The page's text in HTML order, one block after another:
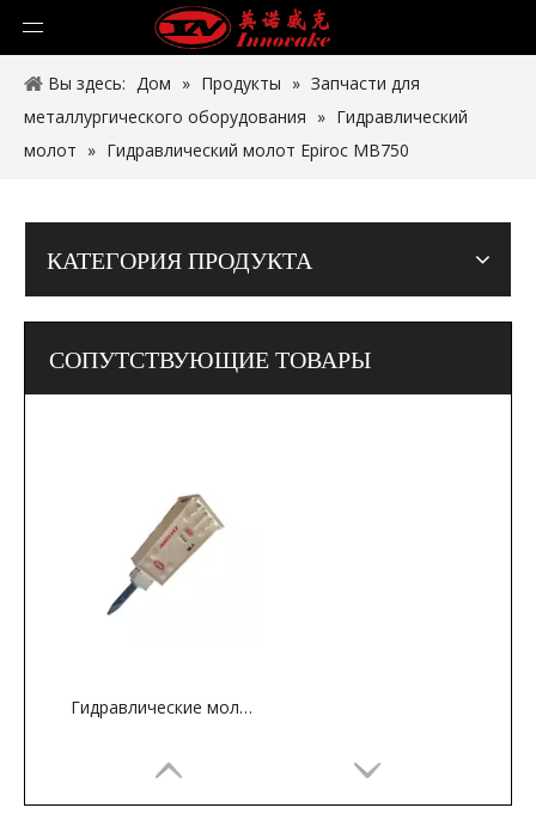
Вы здесь: Дом » Продукты » Запчасти для
металлургического оборудования » Гидравлический
молот » Гидравлический молот Epiroc MB750
КАТЕГОРИЯ ПРОДУКТА
СОПУТСТВУЮЩИЕ ТОВАРЫ
Гидравлические молоты серии GBT